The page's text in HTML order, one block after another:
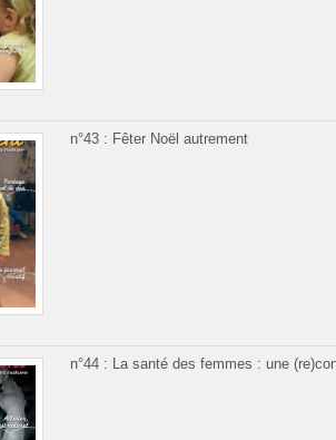
n°43 : Fêter Noël autrement
n°44 : La santé des femmes : une